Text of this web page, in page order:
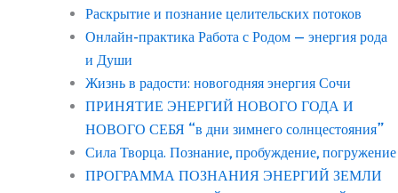
Раскрытие и познание целительских потоков
Онлайн-практика Работа с Родом — энергия рода
и Души
Жизнь в радости: новогодняя энергия Сочи
ПРИНЯТИЕ ЭНЕРГИЙ НОВОГО ГОДА И
НОВОГО СЕБЯ “в дни зимнего солнцестояния”
Сила Творца. Познание, пробуждение, погружение
ПРОГРАММА ПОЗНАНИЯ ЭНЕРГИЙ ЗЕМЛИ